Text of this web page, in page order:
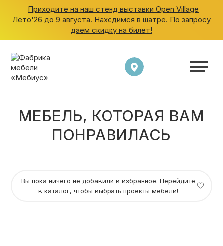
Приходите на наш стенд выставки Open Village
Лето'26 до 9 августа. Находимся в шатре. По запросу
даем скидку на билет!
МЕБЕЛЬ, КОТОРАЯ ВАМ
ПОНРАВИЛАСЬ
Вы пока ничего не добавили в избранное. Перейдите
в каталог, чтобы выбрать проекты мебели!
ШКАФЫ
КУХНИ
ГАРДЕРОБНЫЕ
ДЕТСКИЕ
ВАННАЯ